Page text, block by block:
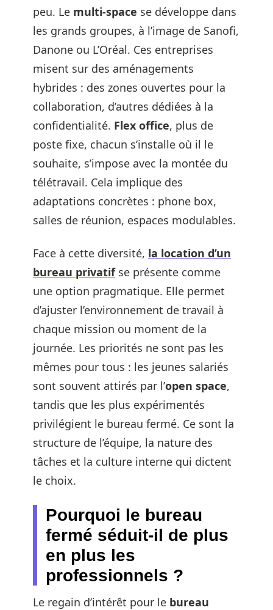
peu. Le multi-space se développe dans
les grands groupes, à l’image de Sanofi,
Danone ou L’Oréal. Ces entreprises
misent sur des aménagements
hybrides : des zones ouvertes pour la
collaboration, d’autres dédiées à la
confidentialité. Flex office, plus de
poste fixe, chacun s’installe où il le
souhaite, s’impose avec la montée du
télétravail. Cela implique des
adaptations concrètes : phone box,
salles de réunion, espaces modulables.
Face à cette diversité, la location d’un
bureau privatifse présente comme
une option pragmatique. Elle permet
d’ajuster l’environnement de travail à
chaque mission ou moment de la
journée. Les priorités ne sont pas les
mêmes pour tous : les jeunes salariés
sont souvent attirés par l’open space,
tandis que les plus expérimentés
privilégient le bureau fermé. Ce sont la
structure de l’équipe, la nature des
tâches et la culture interne qui dictent
le choix.
Pourquoi le bureau
fermé séduit-il de plus
en plus les
professionnels ?
Le regain d’intérêt pour le bureau